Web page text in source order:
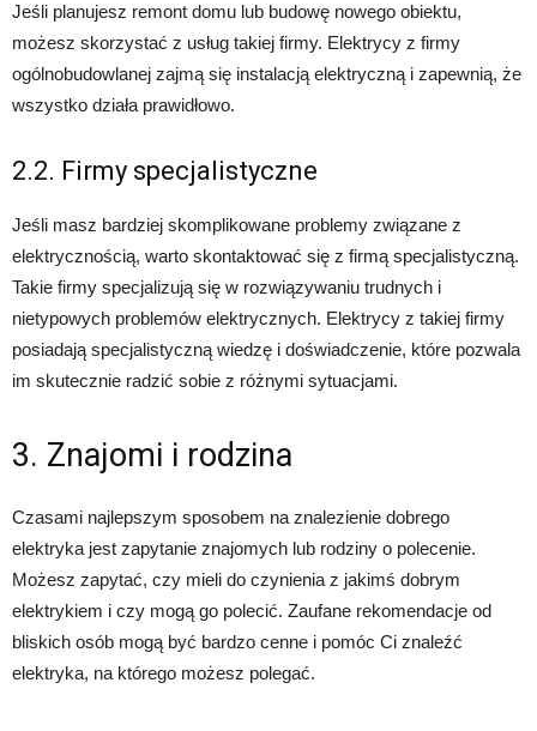
Jeśli planujesz remont domu lub budowę nowego obiektu,
możesz skorzystać z usług takiej firmy. Elektrycy z firmy
ogólnobudowlanej zajmą się instalacją elektryczną i zapewnią, że
wszystko działa prawidłowo.
2.2. Firmy specjalistyczne
Jeśli masz bardziej skomplikowane problemy związane z
elektrycznością, warto skontaktować się z firmą specjalistyczną.
Takie firmy specjalizują się w rozwiązywaniu trudnych i
nietypowych problemów elektrycznych. Elektrycy z takiej firmy
posiadają specjalistyczną wiedzę i doświadczenie, które pozwala
im skutecznie radzić sobie z różnymi sytuacjami.
3. Znajomi i rodzina
Czasami najlepszym sposobem na znalezienie dobrego
elektryka jest zapytanie znajomych lub rodziny o polecenie.
Możesz zapytać, czy mieli do czynienia z jakimś dobrym
elektrykiem i czy mogą go polecić. Zaufane rekomendacje od
bliskich osób mogą być bardzo cenne i pomóc Ci znaleźć
elektryka, na którego możesz polegać.